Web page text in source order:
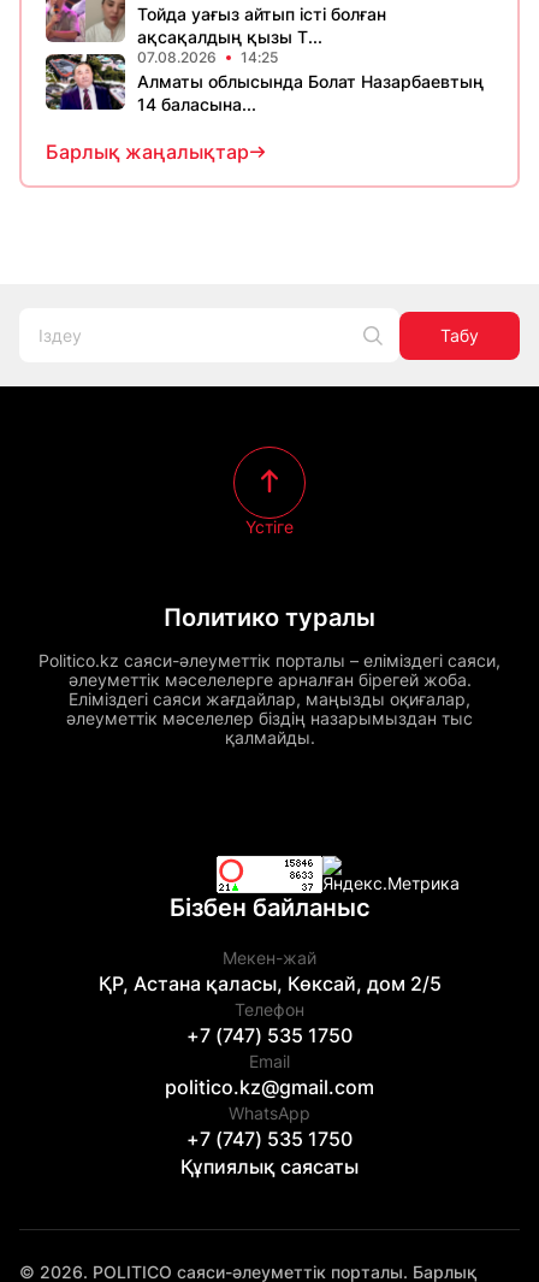
Тойда уағыз айтып істі болған
ақсақалдың қызы Т...
07.08.2026 14:25
Алматы облысында Болат Назарбаевтың
14 баласына...
Барлық жаңалықтар
Табу
Политико туралы
Politico.kz саяси-әлеуметтік порталы – еліміздегі саяси,
әлеуметтік мәселелерге арналған бірегей жоба.
Еліміздегі саяси жағдайлар, маңызды оқиғалар,
әлеуметтік мәселелер біздің назарымыздан тыс
қалмайды.
Үстіге
Бізбен байланыс
Мекен-жай
ҚР, Астана қаласы, Көксай, дом 2/5
Телефон
+7 (747) 535 1750
Email
politico.kz@gmail.com
WhatsApp
+7 (747) 535 1750
Құпиялық саясаты
© 2026. POLITICO саяси-әлеуметтік порталы. Барлық